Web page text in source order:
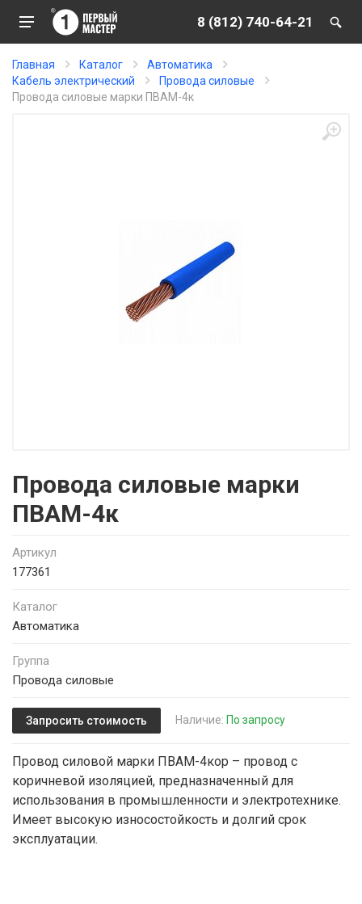
8 (812) 740-64-21
Главная Каталог
Автоматика
Кабель электрический
Провода силовые
Провода силовые марки ПВАМ-4к
Провода силовые марки
ПВАМ-4к
Артикул
177361
Каталог
Автоматика
Группа
Провода силовые
Запросить стоимость Наличие: По запросу
Провод силовой марки ПВАМ-4кор – провод с
коричневой изоляцией, предназначенный для
использования в промышленности и электротехнике.
Имеет высокую износостойкость и долгий срок
эксплуатации.